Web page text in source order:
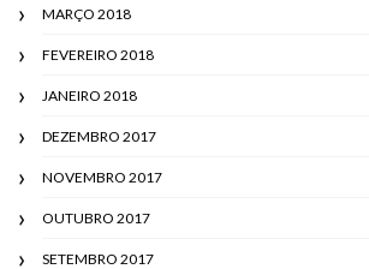
MARÇO 2018
FEVEREIRO 2018
JANEIRO 2018
DEZEMBRO 2017
NOVEMBRO 2017
OUTUBRO 2017
SETEMBRO 2017